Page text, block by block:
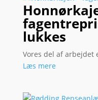
lukkes
Vores del af arbejdet
Læs mere